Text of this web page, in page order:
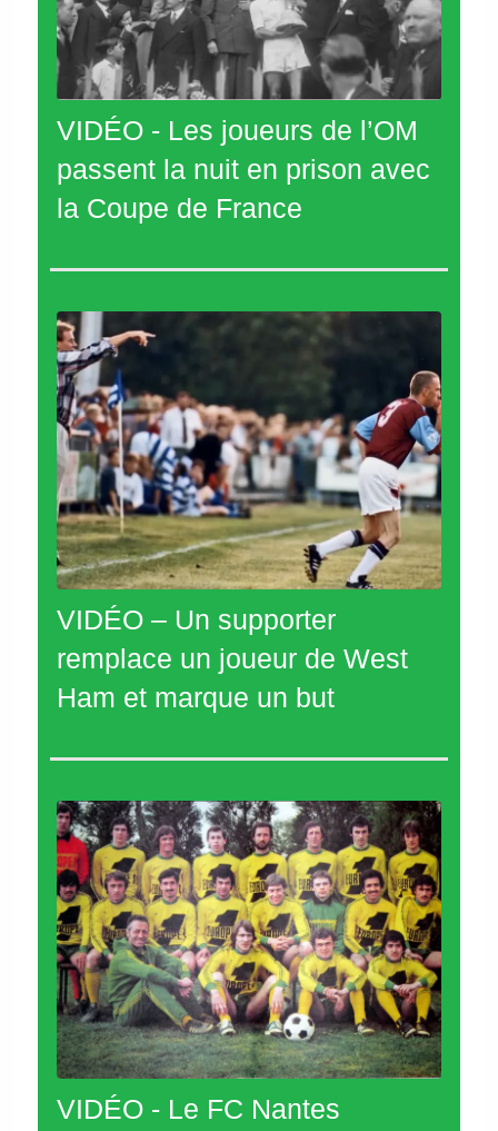
VIDÉO - Les joueurs de l’OM
passent la nuit en prison avec
la Coupe de France
VIDÉO – Un supporter
remplace un joueur de West
Ham et marque un but
VIDÉO - Le FC Nantes